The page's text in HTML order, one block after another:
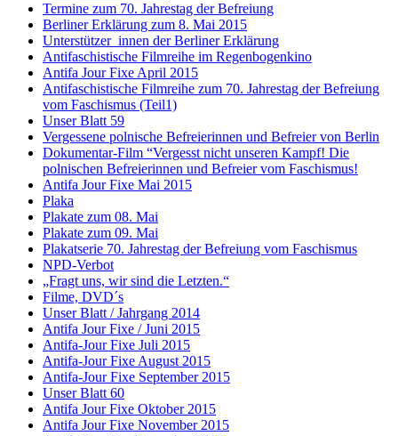
Termine zum 70. Jahrestag der Befreiung
Berliner Erklärung zum 8. Mai 2015
Unterstützer_innen der Berliner Erklärung
Antifaschistische Filmreihe im Regenbogenkino
Antifa Jour Fixe April 2015
Antifaschistische Filmreihe zum 70. Jahrestag der Befreiung
vom Faschismus (Teil1)
Unser Blatt 59
Vergessene polnische Befreierinnen und Befreier von Berlin
Dokumentar-Film “Vergesst nicht unseren Kampf! Die
polnischen Befreierinnen und Befreier vom Faschismus!
Antifa Jour Fixe Mai 2015
Plaka
Plakate zum 08. Mai
Plakate zum 09. Mai
Plakatserie 70. Jahrestag der Befreiung vom Faschismus
NPD-Verbot
„Fragt uns, wir sind die Letzten.“
Filme, DVD´s
Unser Blatt / Jahrgang 2014
Antifa Jour Fixe / Juni 2015
Antifa-Jour Fixe Juli 2015
Antifa-Jour Fixe August 2015
Antifa-Jour Fixe September 2015
Unser Blatt 60
Antifa Jour Fixe Oktober 2015
Antifa Jour Fixe November 2015